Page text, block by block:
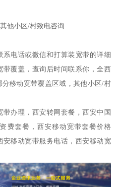
他小区/村致电咨询
电话或微信和打算装宽带的详细
覆盖，查询后时间联系你，全西
移动宽带覆盖区域，其他小区/村
办理，西安转网套餐，西安中国
费套餐，西安移动宽带套餐价格
移动宽带服务电话，西安移动宽